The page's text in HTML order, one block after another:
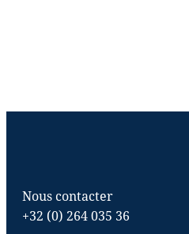
Nous contacter
+32 (0) 264 035 36